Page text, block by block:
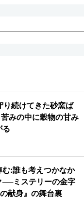
り続けてきた砂窯ば
みの中に穀物の甘み
る
:誰も考えつかなか
──ミステリーの金字
献身』の舞台裏